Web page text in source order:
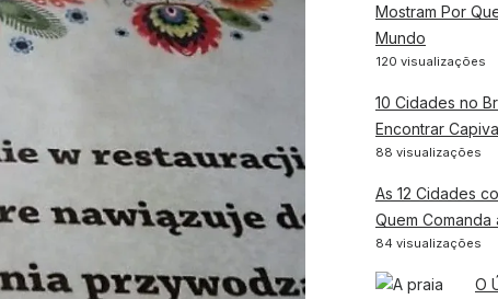
Mostram Por
Mundo
120 visualizações
10 Cidades no
Encontrar
88 visualizações
As 12 Cidades
Quem Comanda
84 visualizações
O